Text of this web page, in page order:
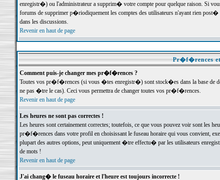
enregistr�) ou l'administrateur a supprim� votre compte pour quelque raison. Si
forums de supprimer p�riodiquement les comptes des utilisateurs n'ayant rien
dans les discussions.
Revenir en haut de page
Pr�f�rences
Comment puis-je changer mes pr�f�rences ?
Toutes vos pr�f�rences (si vous �tes enregistr�) sont stock�es dans la base de
ne pas �tre le cas). Ceci vous permettra de changer toutes vos pr�f�rences.
Revenir en haut de page
Les heures ne sont pas correctes !
Les heures sont certainement correctes; toutefois, ce que vous pouvez voir sont
pr�f�rences dans votre profil en choisissant le fuseau horaire qui vous convient,
plupart des autres options, peut uniquement �tre effectu� par les utilisateurs
de mots !
Revenir en haut de page
J'ai chang� le fuseau horaire et l'heure est toujours incorrecte !